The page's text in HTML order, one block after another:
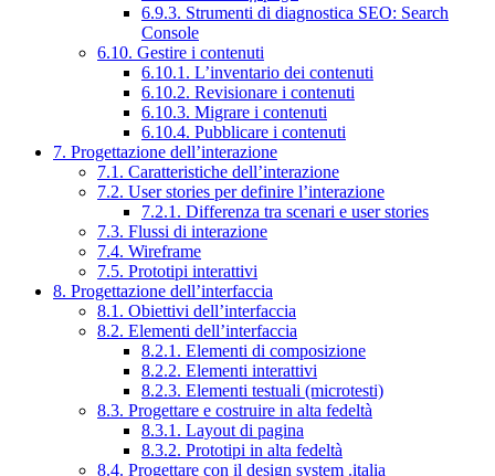
6.9.3. Strumenti di diagnostica SEO: Search
Console
6.10. Gestire i contenuti
6.10.1. L’inventario dei contenuti
6.10.2. Revisionare i contenuti
6.10.3. Migrare i contenuti
6.10.4. Pubblicare i contenuti
7. Progettazione dell’interazione
7.1. Caratteristiche dell’interazione
7.2. User stories per definire l’interazione
7.2.1. Differenza tra scenari e user stories
7.3. Flussi di interazione
7.4. Wireframe
7.5. Prototipi interattivi
8. Progettazione dell’interfaccia
8.1. Obiettivi dell’interfaccia
8.2. Elementi dell’interfaccia
8.2.1. Elementi di composizione
8.2.2. Elementi interattivi
8.2.3. Elementi testuali (microtesti)
8.3. Progettare e costruire in alta fedeltà
8.3.1. Layout di pagina
8.3.2. Prototipi in alta fedeltà
8.4. Progettare con il design system .italia